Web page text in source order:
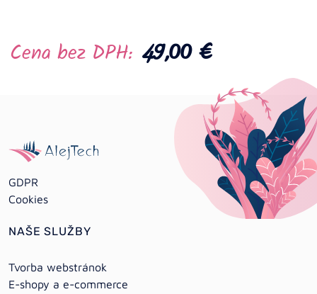
Cena bez DPH: 49,00 €
GDPR
Cookies
NAŠE SLUŽBY
Tvorba webstránok
E-shopy a e-commerce